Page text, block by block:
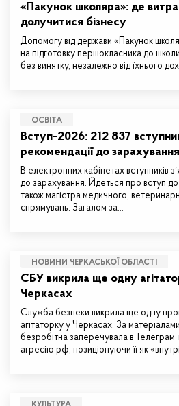
«Пакунок школяра»: де
долучитися бізнесу
Допомогу від держави «Пакунок
на підготовку першокласника до
без винятку, незалежно від їхнього
ОСВІТА
Вступ-2026: 212 837
рекомендації до
В електронних кабінетах вступників
до зарахування. Йдеться про вступ
також магістра медичного,
спрямувань. Загалом за…
НОВИНИ ЧЕРКАСЬКОЇ ОБЛАСТІ
СБУ викрила ще одну
Черкасах
Служба безпеки викрила ще одну
агітаторку у Черкасах. За
безробітна заперечувала в
агресію рф, позиціонуючи її як